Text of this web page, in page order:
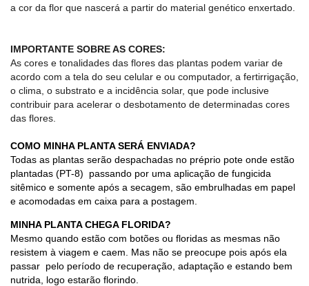
a cor da flor que nascerá a partir do material genético enxertado.
IMPORTANTE SOBRE AS CORES:
As cores e tonalidades das flores das plantas podem variar de
acordo com a tela do seu celular e ou computador, a fertirrigação,
o clima, o substrato e a incidência solar, que pode inclusive
contribuir para acelerar o desbotamento de determinadas cores
das flores.
COMO MINHA PLANTA SERÁ ENVIADA?
Todas as plantas serão despachadas no préprio pote onde estão
plantadas (PT-8) passando por uma aplicação de fungicida
sitêmico e somente após a secagem, são embrulhadas em papel
e acomodadas em caixa para a postagem.
MINHA PLANTA CHEGA FLORIDA?
Mesmo quando estão com botões ou floridas as mesmas não
resistem à viagem e caem. Mas não se preocupe pois após ela
passar pelo período de recuperação, adaptação e estando bem
nutrida, logo estarão florindo.